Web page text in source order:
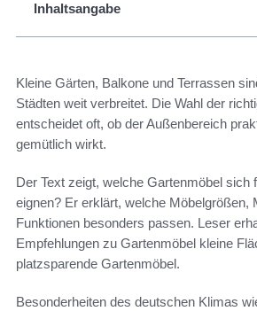
Inhaltsangabe
Kleine Gärten, Balkone und Terrassen
Städten weit verbreitet. Die Wahl der
entscheidet oft, ob der Außenbereich
gemütlich wirkt.
Der Text zeigt, welche Gartenmöbel sich
eignen? Er erklärt, welche Möbelgrößen,
Funktionen besonders passen. Leser
Empfehlungen zu Gartenmöbel kleine
platzsparende Gartenmöbel.
Besonderheiten des deutschen Klimas